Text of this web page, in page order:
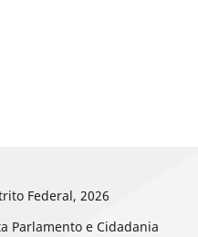
Federal, 2026
Parlamento e Cidadania